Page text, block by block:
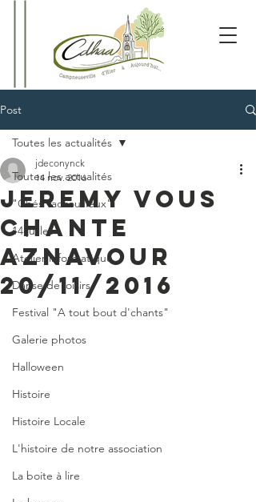
Post
Toutes les actualités
"Chés vadrouilleux"
14 juillet
Atelier informatique
Danse de loisirs
Festival "A tout bout d'chants"
Galerie photos
Halloween
Histoire
Histoire Locale
L'histoire de notre association
La boite à lire
Toutes les actualités
Jeremy vous
chante
Aznavour
20/11/2016
jdeconynck
14 nov. 2016